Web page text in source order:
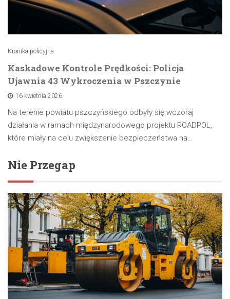
Kronika policyjna
Kaskadowe Kontrole Prędkości: Policja
Ujawnia 43 Wykroczenia w Pszczynie
16 kwietnia 2026
Na terenie powiatu pszczyńskiego odbyły się wczoraj
działania w ramach międzynarodowego projektu ROADPOL,
które miały na celu zwiększenie bezpieczeństwa na…
Nie Przegap